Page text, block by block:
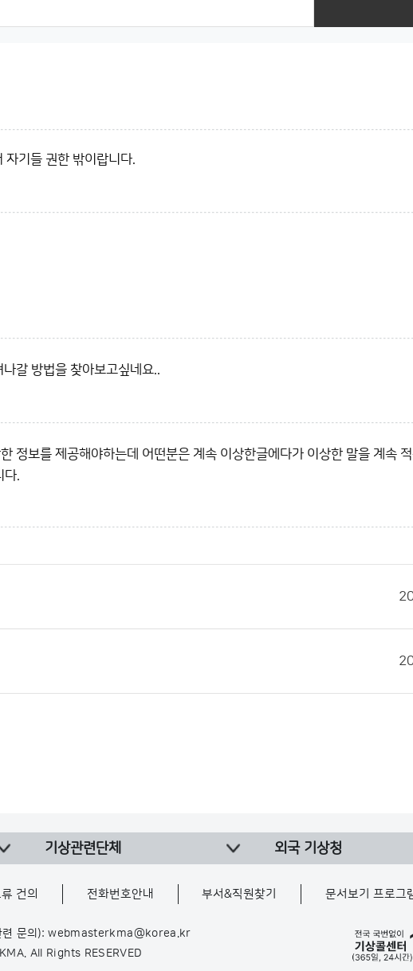
자기들 권한 밖이랍니다.
갈 방법을 찾아보고싶네요..
정보를 제공해야하는데 어떤분은 계속 이상한글에다가 이상한 말을 계속
다.
기상관련단체 외국 기상청
건의 전화번호안내 부서&직원찾기 문서보기 프로그
련 문의): webmasterkma@korea.kr
All Rights RESERVED